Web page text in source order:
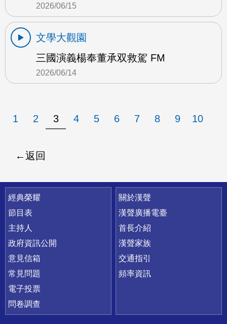
2026/06/15
文學大觀園
三國演義楊奉董承双救駕 FM
2026/06/14
1 2 3 4 5 6 7 8 9 10
返回
快速連結
經典榮耀
節目表
主持人
政府資訊公開
意見信箱
常見問題
電子投票
問卷調查
關於漢聲
漢聲廣播電臺
首長介紹
漢聲家族
交通指引
頻率資訊